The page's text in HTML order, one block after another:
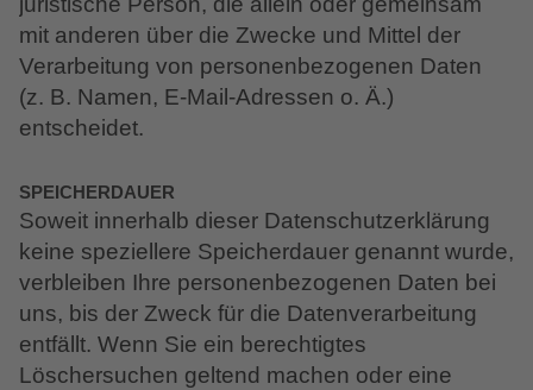
mit anderen über die Zwecke und Mittel der
Verarbeitung von personenbezogenen Daten
(z. B. Namen, E-Mail-Adressen o. Ä.)
entscheidet.
SPEICHERDAUER
Soweit innerhalb dieser Datenschutzerklärung
keine speziellere Speicherdauer genannt wurde,
verbleiben Ihre personenbezogenen Daten bei
uns, bis der Zweck für die Datenverarbeitung
entfällt. Wenn Sie ein berechtigtes
Löschersuchen geltend machen oder eine